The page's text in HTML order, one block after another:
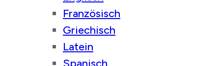
Französisch
Griechisch
Latein
Spanisch